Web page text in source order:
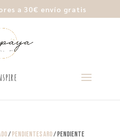
a 30€ envío gratis
/Pendientes Aro/ Pendiente